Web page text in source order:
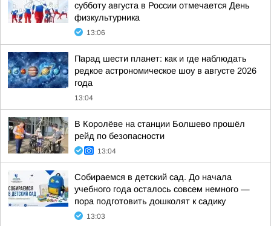
субботу августа в России отмечается День
физкультурника
13:06
Парад шести планет: как и где наблюдать
редкое астрономическое шоу в августе 2026
года
13:04
В Королёве на станции Болшево прошёл
рейд по безопасности
13:04
Собираемся в детский сад. До начала
учебного года осталось совсем немного —
пора подготовить дошколят к садику
13:03